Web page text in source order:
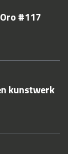
#117
kunstwerk